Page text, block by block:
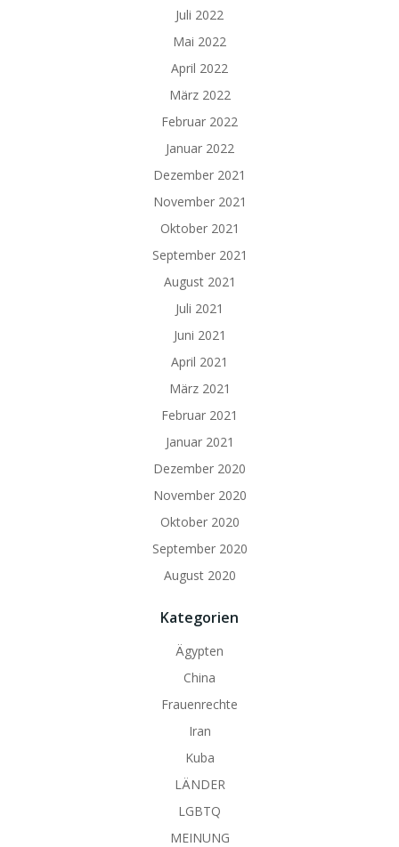
Juli 2022
Mai 2022
April 2022
März 2022
Februar 2022
Januar 2022
Dezember 2021
November 2021
Oktober 2021
September 2021
August 2021
Juli 2021
Juni 2021
April 2021
März 2021
Februar 2021
Januar 2021
Dezember 2020
November 2020
Oktober 2020
September 2020
August 2020
Kategorien
Ägypten
China
Frauenrechte
Iran
Kuba
LÄNDER
LGBTQ
MEINUNG